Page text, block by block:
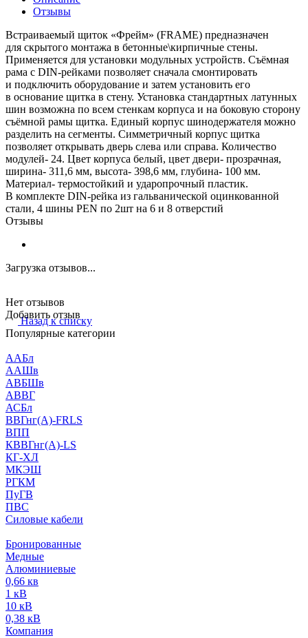
Отзывы
Встраиваемый щиток «Фрейм» (FRAME) предназначен
для скрытого монтажа в бетонные\кирпичные стены.
Применяется для установки модульных устройств. Съёмная
рама с DIN-рейками позволяет сначала смонтировать
и подключить оборудование и затем установить его
в основание щитка в стену. Установка стандартных латунных
шин возможна по всем стенкам корпуса и на боковую сторону
съёмной рамы щитка. Единый корпус шинодержателя можно
разделить на сегменты. Симметричный корпус щитка
позволяет открывать дверь слева или справа. Количество
модулей- 24. Цвет корпуса белый, цвет двери- прозрачная,
ширина- 311,6 мм, высота- 398,6 мм, глубина- 100 мм.
Материал- термостойкий и ударопрочный пластик.
В комплекте DIN-рейка из гальванической оцинкованной
стали, 4 шины PEN по 2шт на 6 и 8 отверстий
Отзывы
Загрузка отзывов...
Нет отзывов
Добавить отзыв
Назад к списку
Популярные категории
ААБл
ААШв
АВБШв
АВВГ
АСБл
ВВГнг(А)-FRLS
ВПП
КВВГнг(А)-LS
КГ-ХЛ
МКЭШ
РГКМ
ПуГВ
ПВС
Силовые кабели
Бронированные
Медные
Алюминиевые
0,66 кв
1 кВ
10 кВ
0,38 кВ
Компания